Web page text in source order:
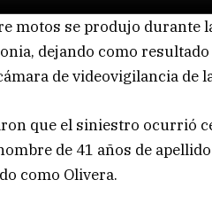
motos se produjo durante
dejando como
de videovigilancia de
que el siniestro ocurrió
de 41 años de
como Olivera.